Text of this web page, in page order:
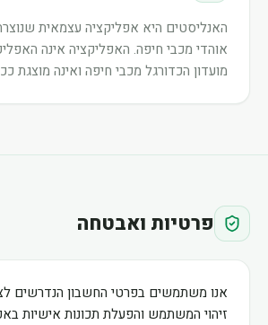
האנליסטים היא אפליקציה עצמאית
אוהדי מכבי חיפה. האפליקציה אינה
מועדון הכדורגל מכבי חיפה ואינה מוצגת
פרטיות ואבטחה
אנו משתמשים בפרטי החשבון הנדרשים
זיהוי המשתמש והפעלת תכונות אישיות